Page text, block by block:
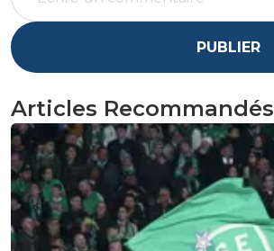
PUBLIER
Articles Recommandés